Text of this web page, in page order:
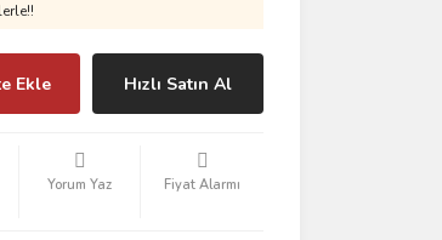
Ekle Hızlı Satın Al
Yorum Yaz Fiyat Alarmı